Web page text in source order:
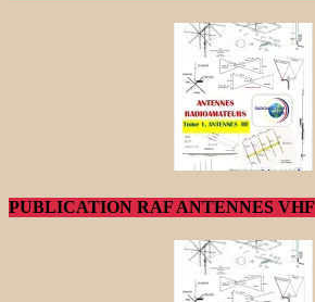
PUBLICATION RAF ANTENNES VHF